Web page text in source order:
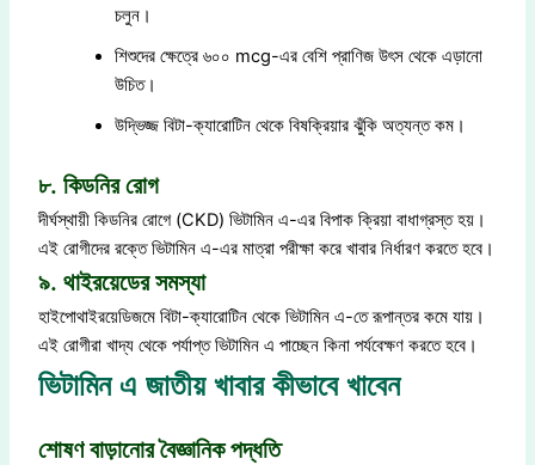
চলুন।
শিশুদের ক্ষেত্রে ৬০০ mcg-এর বেশি প্রাণিজ উৎস থেকে এড়ানো
উচিত।
উদ্ভিজ্জ বিটা-ক্যারোটিন থেকে বিষক্রিয়ার ঝুঁকি অত্যন্ত কম।
৮. কিডনির রোগ
দীর্ঘস্থায়ী কিডনির রোগে (CKD) ভিটামিন এ-এর বিপাক ক্রিয়া বাধাগ্রস্ত হয়।
এই রোগীদের রক্তে ভিটামিন এ-এর মাত্রা পরীক্ষা করে খাবার নির্ধারণ করতে হবে।
৯. থাইরয়েডের সমস্যা
হাইপোথাইরয়েডিজমে বিটা-ক্যারোটিন থেকে ভিটামিন এ-তে রূপান্তর কমে যায়।
এই রোগীরা খাদ্য থেকে পর্যাপ্ত ভিটামিন এ পাচ্ছেন কিনা পর্যবেক্ষণ করতে হবে।
ভিটামিন এ জাতীয় খাবার কীভাবে খাবেন
শোষণ বাড়ানোর বৈজ্ঞানিক পদ্ধতি